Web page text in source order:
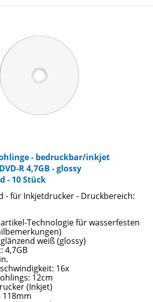
- bedruckbar/inkjet
R 4,7GB - glossy
- 10 Stück
- für Inkjetdrucker - Druckbereich:
Technologie für wasserfesten
weiß (glossy)
4,7GB
16x
12cm
(Inkjet)
118mm